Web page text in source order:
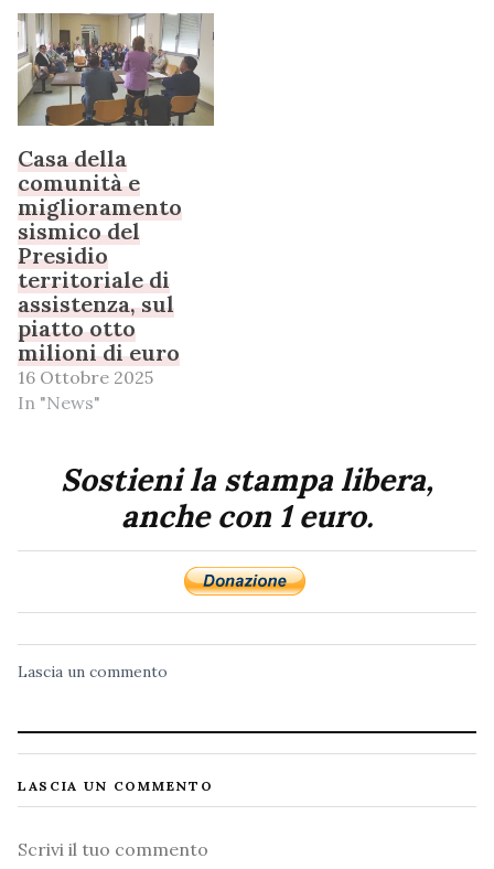
Casa della
comunità e
miglioramento
sismico del
Presidio
territoriale di
assistenza, sul
piatto otto
milioni di euro
16 Ottobre 2025
In "News"
Sostieni la stampa libera,
anche con 1 euro.
Lascia un commento
LASCIA UN COMMENTO
Commento